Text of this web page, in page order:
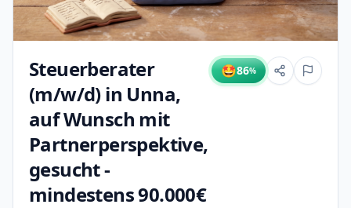
Steuerberater
(m/w/d) in Unna,
auf Wunsch mit
Partnerperspektive,
gesucht -
mindestens 90.000€
🤩86%